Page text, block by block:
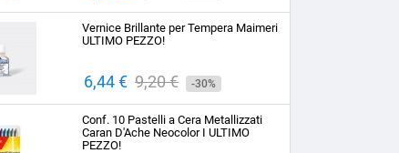
base
Vernice Brillante per Tempera Maimeri
ULTIMO PEZZO!
Prezzo
6,44 € Prezzo
base
9,20 € -30%
Conf. 10 Pastelli a Cera Metallizzati
Caran D'Ache Neocolor I ULTIMO
PEZZO!